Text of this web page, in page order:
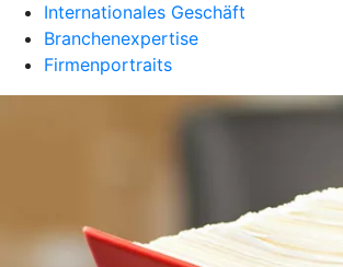
Internationales Geschäft
Branchenexpertise
Firmenportraits